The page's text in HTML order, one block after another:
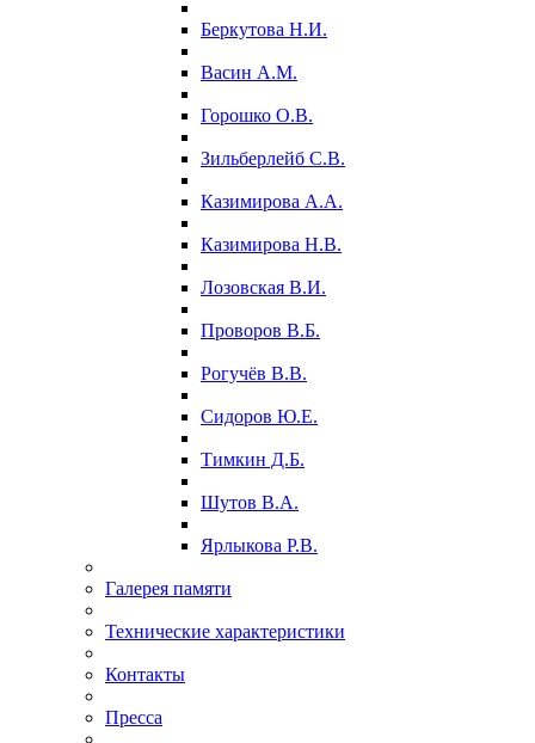
Беркутова Н.И.
Васин А.М.
Горошко О.В.
Зильберлейб С.В.
Казимирова А.А.
Казимирова Н.В.
Лозовская В.И.
Проворов В.Б.
Рогучёв В.В.
Сидоров Ю.Е.
Тимкин Д.Б.
Шутов В.А.
Ярлыкова Р.В.
Галерея памяти
Технические характеристики
Контакты
Пресса